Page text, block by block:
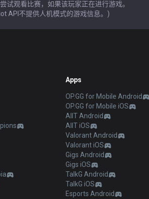
试观看比赛，如果该玩家正在进行游戏。
API不提供人机模式的游戏信息。)
Apps
OP.GG for Mobile Android
OP.GG for Mobile iOS
AllT Android
AllT iOS
Valorant Android
Valorant iOS
Gigs Android
Gigs iOS
TalkG Android
TalkG iOS
Esports Android